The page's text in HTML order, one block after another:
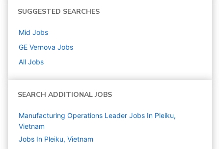
SUGGESTED SEARCHES
Mid Jobs
GE Vernova Jobs
All Jobs
SEARCH ADDITIONAL JOBS
Manufacturing Operations Leader Jobs In Pleiku,
Vietnam
Jobs In Pleiku, Vietnam